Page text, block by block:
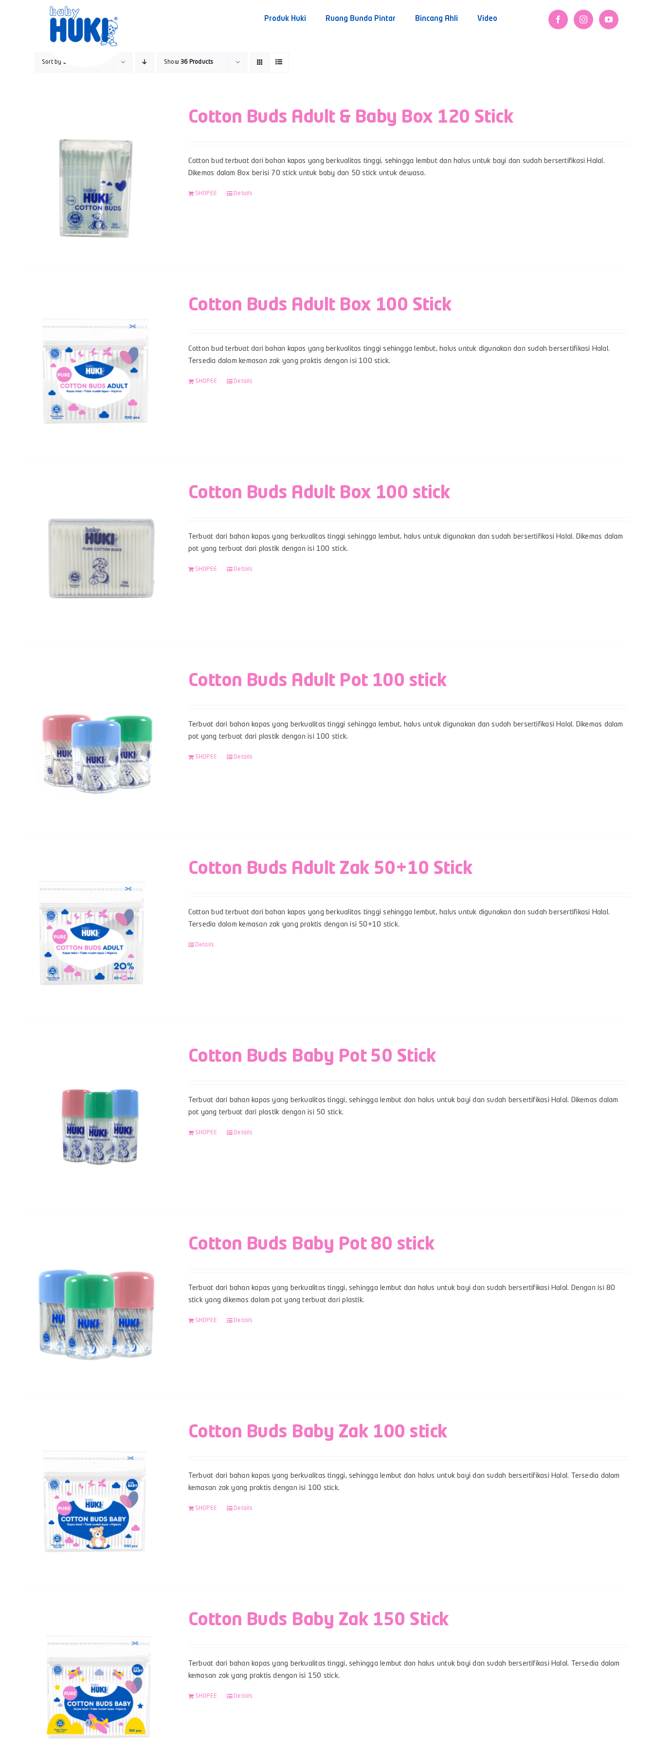
Produk Huki Ruang Bunda Pintar Bincang Ahli Video
Sort by Default Order Show36 Products
Cotton Buds Adult & Baby Box 120 Stick
Cotton bud terbuat dari bahan kapas yang berkualitas tinggi, sehingga lembut dan halus untuk bayi dan sudah bersertifikasi Halal.
Dikemas dalam Box berisi 70 stick untuk baby dan 50 stick untuk dewasa.
SHOPEE Details
Cotton Buds Adult Box 100 Stick
Cotton bud terbuat dari bahan kapas yang berkualitas tinggi sehingga lembut, halus untuk digunakan dan sudah bersertifikasi Halal.
Tersedia dalam kemasan zak yang praktis dengan isi 100 stick.
SHOPEE Details
Cotton Buds Adult Box 100 stick
Terbuat dari bahan kapas yang berkualitas tinggi sehingga lembut, halus untuk digunakan dan sudah bersertifikasi Halal. Dikemas dalam
pot yang terbuat dari plastik dengan isi 100 stick.
SHOPEE Details
Cotton Buds Adult Pot 100 stick
Terbuat dari bahan kapas yang berkualitas tinggi sehingga lembut, halus untuk digunakan dan sudah bersertifikasi Halal. Dikemas dalam
pot yang terbuat dari plastik dengan isi 100 stick.
SHOPEE Details
Cotton Buds Adult Zak 50+10 Stick
Cotton bud terbuat dari bahan kapas yang berkualitas tinggi sehingga lembut, halus untuk digunakan dan sudah bersertifikasi Halal.
Tersedia dalam kemasan zak yang praktis dengan isi 50+10 stick.
Details
Cotton Buds Baby Pot 50 Stick
Terbuat dari bahan kapas yang berkualitas tinggi, sehingga lembut dan halus untuk bayi dan sudah bersertifikasi Halal. Dikemas dalam
pot yang terbuat dari plastik dengan isi 50 stick.
SHOPEE Details
Cotton Buds Baby Pot 80 stick
Terbuat dari bahan kapas yang berkualitas tinggi, sehingga lembut dan halus untuk bayi dan sudah bersertifikasi Halal. Dengan isi 80
stick yang dikemas dalam pot yang terbuat dari plastik.
SHOPEE Details
Cotton Buds Baby Zak 100 stick
Terbuat dari bahan kapas yang berkualitas tinggi, sehingga lembut dan halus untuk bayi dan sudah bersertifikasi Halal. Tersedia dalam
kemasan zak yang praktis dengan isi 100 stick.
SHOPEE Details
Cotton Buds Baby Zak 150 Stick
Terbuat dari bahan kapas yang berkualitas tinggi, sehingga lembut dan halus untuk bayi dan sudah bersertifikasi Halal. Tersedia dalam
kemasan zak yang praktis dengan isi 150 stick.
SHOPEE Details